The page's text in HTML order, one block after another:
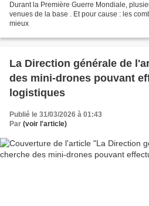
Durant la Première Guerre Mondiale,
venues de la base . Et pour cause : les
mieux
La Direction générale de
des mini-drones pouvant
logistiques
Publié le 31/03/2026 à 01:43
Par (voir l'article)